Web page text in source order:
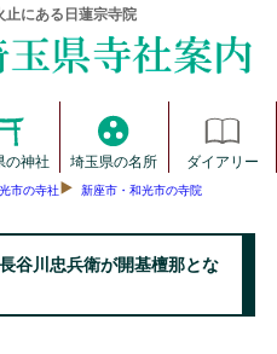
止にある日蓮宗寺院
の神社 埼玉県の名所 ダイアリー
市の寺社
新座市・和光市の寺院
谷川忠兵衛が開基檀那とな